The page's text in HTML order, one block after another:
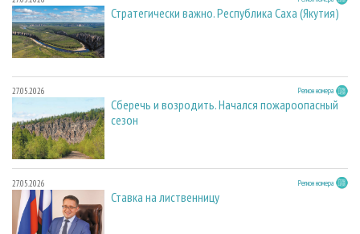
Стратегически важно. Республика Саха (Якутия)
27.05.2026 Регион номера
Сберечь и возродить. Начался пожароопасный
сезон
27.05.2026 Регион номера
Ставка на лиственницу